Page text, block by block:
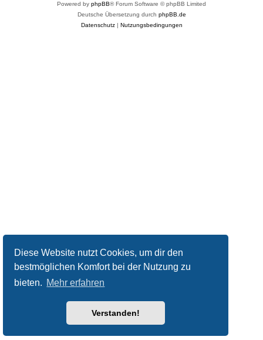
Diese Website nutzt Cookies, um dir den
bestmöglichen Komfort bei der Nutzung zu
bieten. Mehr erfahren
Verstanden!
Powered by phpBB® Forum Software © phpBB Limited
Deutsche Übersetzung durch phpBB.de
Datenschutz| Nutzungsbedingungen